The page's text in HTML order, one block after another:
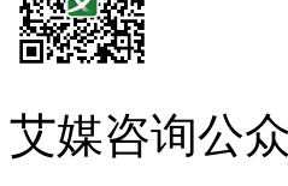
艾媒咨询公